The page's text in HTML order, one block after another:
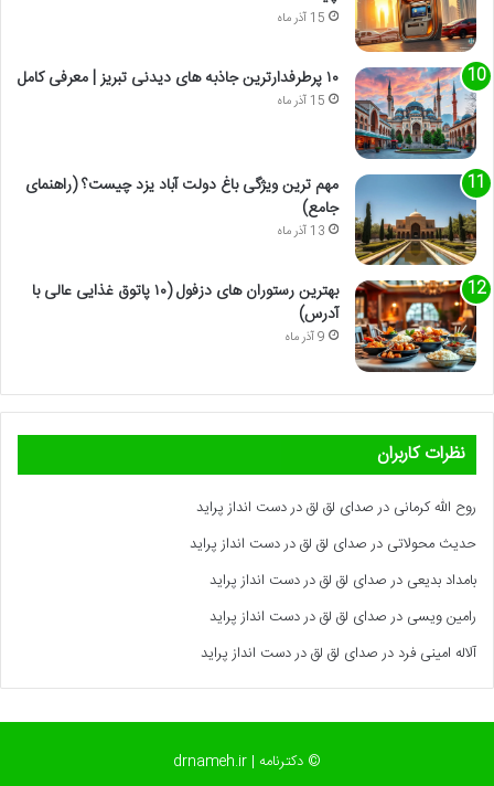
15 آذر ماه
۱۰ پرطرفدارترین جاذبه های دیدنی تبریز | معرفی کامل
15 آذر ماه
مهم ترین ویژگی باغ دولت آباد یزد چیست؟ (راهنمای
جامع)
13 آذر ماه
بهترین رستوران های دزفول (۱۰ پاتوق غذایی عالی با
آدرس)
9 آذر ماه
نظرات کاربران
روح الله کرمانی درصدای لق لق در دست انداز پراید
حدیث محولاتی درصدای لق لق در دست انداز پراید
بامداد بدیعی درصدای لق لق در دست انداز پراید
رامین ویسی درصدای لق لق در دست انداز پراید
آلاله امینی فرد درصدای لق لق در دست انداز پراید
© دکترنامه | drnameh.ir